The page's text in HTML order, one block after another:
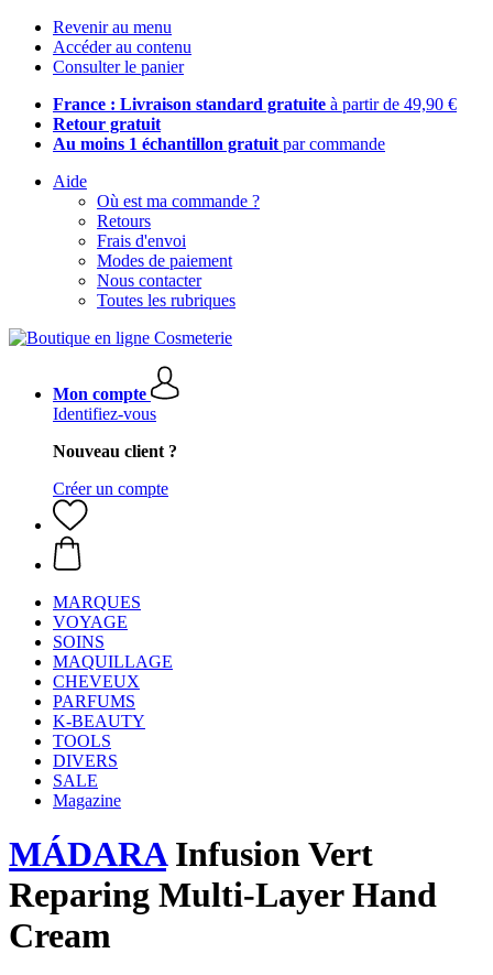
Revenir au menu
Accéder au contenu
Consulter le panier
France : Livraison standard gratuite à partir de 49,90 €
Retour gratuit
Au moins 1 échantillon gratuit par commande
Aide
Où est ma commande ?
Retours
Frais d'envoi
Modes de paiement
Nous contacter
Toutes les rubriques
Mon compte
Identifiez-vous
Nouveau client ?
Créer un compte
MARQUES
VOYAGE
SOINS
MAQUILLAGE
CHEVEUX
PARFUMS
K-BEAUTY
TOOLS
DIVERS
SALE
Magazine
MÁDARAInfusion Vert
Reparing Multi-Layer Hand
Cream